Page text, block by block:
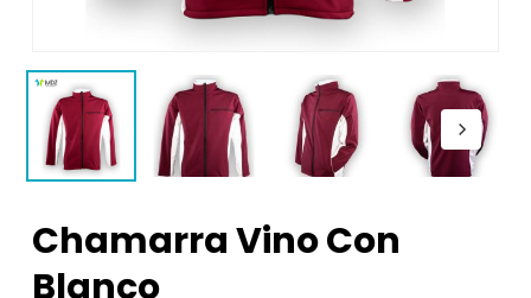
Chamarra Vino Con
Blanco